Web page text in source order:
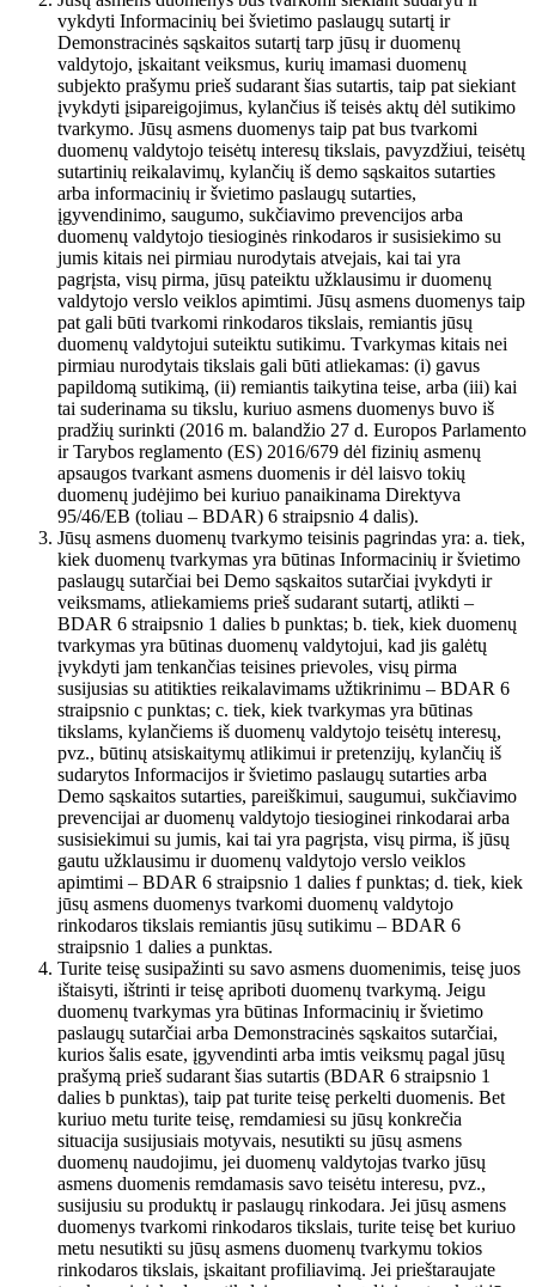
vykdyti Informacinių bei švietimo paslaugų sutartį ir
Demonstracinės sąskaitos sutartį tarp jūsų ir duomenų
valdytojo, įskaitant veiksmus, kurių imamasi duomenų
subjekto prašymu prieš sudarant šias sutartis, taip pat siekiant
įvykdyti įsipareigojimus, kylančius iš teisės aktų dėl sutikimo
tvarkymo. Jūsų asmens duomenys taip pat bus tvarkomi
duomenų valdytojo teisėtų interesų tikslais, pavyzdžiui, teisėtų
sutartinių reikalavimų, kylančių iš demo sąskaitos sutarties
arba informacinių ir švietimo paslaugų sutarties,
įgyvendinimo, saugumo, sukčiavimo prevencijos arba
duomenų valdytojo tiesioginės rinkodaros ir susisiekimo su
jumis kitais nei pirmiau nurodytais atvejais, kai tai yra
pagrįsta, visų pirma, jūsų pateiktu užklausimu ir duomenų
valdytojo verslo veiklos apimtimi. Jūsų asmens duomenys taip
pat gali būti tvarkomi rinkodaros tikslais, remiantis jūsų
duomenų valdytojui suteiktu sutikimu. Tvarkymas kitais nei
pirmiau nurodytais tikslais gali būti atliekamas: (i) gavus
papildomą sutikimą, (ii) remiantis taikytina teise, arba (iii) kai
tai suderinama su tikslu, kuriuo asmens duomenys buvo iš
pradžių surinkti (2016 m. balandžio 27 d. Europos Parlamento
ir Tarybos reglamento (ES) 2016/679 dėl fizinių asmenų
apsaugos tvarkant asmens duomenis ir dėl laisvo tokių
duomenų judėjimo bei kuriuo panaikinama Direktyva
95/46/EB (toliau – BDAR) 6 straipsnio 4 dalis).
Jūsų asmens duomenų tvarkymo teisinis pagrindas yra: a. tiek,
kiek duomenų tvarkymas yra būtinas Informacinių ir švietimo
paslaugų sutarčiai bei Demo sąskaitos sutarčiai įvykdyti ir
veiksmams, atliekamiems prieš sudarant sutartį, atlikti –
BDAR 6 straipsnio 1 dalies b punktas; b. tiek, kiek duomenų
tvarkymas yra būtinas duomenų valdytojui, kad jis galėtų
įvykdyti jam tenkančias teisines prievoles, visų pirma
susijusias su atitikties reikalavimams užtikrinimu – BDAR 6
straipsnio c punktas; c. tiek, kiek tvarkymas yra būtinas
tikslams, kylančiems iš duomenų valdytojo teisėtų interesų,
pvz., būtinų atsiskaitymų atlikimui ir pretenzijų, kylančių iš
sudarytos Informacijos ir švietimo paslaugų sutarties arba
Demo sąskaitos sutarties, pareiškimui, saugumui, sukčiavimo
prevencijai ar duomenų valdytojo tiesioginei rinkodarai arba
susisiekimui su jumis, kai tai yra pagrįsta, visų pirma, iš jūsų
gautu užklausimu ir duomenų valdytojo verslo veiklos
apimtimi – BDAR 6 straipsnio 1 dalies f punktas; d. tiek, kiek
jūsų asmens duomenys tvarkomi duomenų valdytojo
rinkodaros tikslais remiantis jūsų sutikimu – BDAR 6
straipsnio 1 dalies a punktas.
Turite teisę susipažinti su savo asmens duomenimis, teisę juos
ištaisyti, ištrinti ir teisę apriboti duomenų tvarkymą. Jeigu
duomenų tvarkymas yra būtinas Informacinių ir švietimo
paslaugų sutarčiai arba Demonstracinės sąskaitos sutarčiai,
kurios šalis esate, įgyvendinti arba imtis veiksmų pagal jūsų
prašymą prieš sudarant šias sutartis (BDAR 6 straipsnio 1
dalies b punktas), taip pat turite teisę perkelti duomenis. Bet
kuriuo metu turite teisę, remdamiesi su jūsų konkrečia
situacija susijusiais motyvais, nesutikti su jūsų asmens
duomenų naudojimu, jei duomenų valdytojas tvarko jūsų
asmens duomenis remdamasis savo teisėtu interesu, pvz.,
susijusiu su produktų ir paslaugų rinkodara. Jei jūsų asmens
duomenys tvarkomi rinkodaros tikslais, turite teisę bet kuriuo
metu nesutikti su jūsų asmens duomenų tvarkymu tokios
rinkodaros tikslais, įskaitant profiliavimą. Jei prieštaraujate